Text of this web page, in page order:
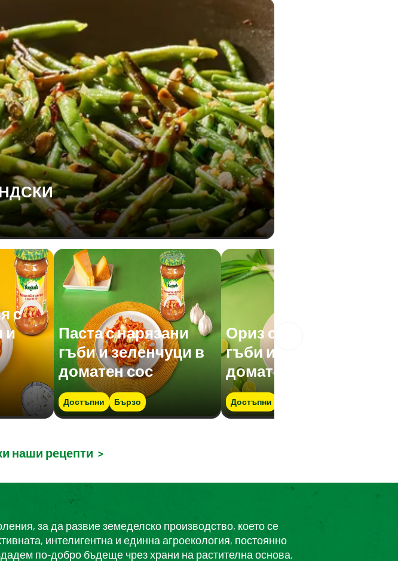
с
и
Паста с нарязани
гъби и зеленчуци в
доматен сос
Достъпни Бързо
Ориз с нарязани
гъби и зеленчуци в
доматен сос
Достъпни
наши рецепти >
за да развие земеделско производство, което се
интелигентна и единна агроекология, постоянно
по-добро бъдеще чрез храни на растителна основа.